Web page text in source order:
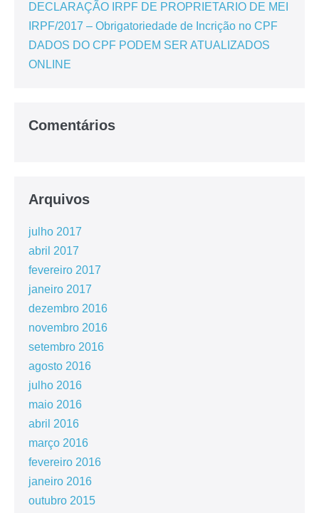
DECLARAÇÃO IRPF DE PROPRIETARIO DE MEI
IRPF/2017 – Obrigatoriedade de Incrição no CPF
DADOS DO CPF PODEM SER ATUALIZADOS
ONLINE
Comentários
Arquivos
julho 2017
abril 2017
fevereiro 2017
janeiro 2017
dezembro 2016
novembro 2016
setembro 2016
agosto 2016
julho 2016
maio 2016
abril 2016
março 2016
fevereiro 2016
janeiro 2016
outubro 2015